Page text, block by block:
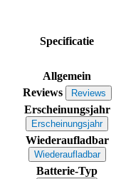
Specificatie
Allgemein
Reviews
Reviews
Erscheinungsjahr
Erscheinungsjahr
Wiederaufladbar
Wiederaufladbar
Batterie-Typ